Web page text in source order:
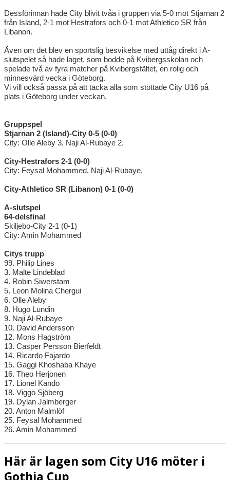
Dessförinnan hade City blivit tvåa i gruppen via 5-0 mot Stjarnan 2
från Island, 2-1 mot Hestrafors och 0-1 mot Athletico SR från
Libanon.
Även om det blev en sportslig besvikelse med uttåg direkt i A-
slutspelet så hade laget, som bodde på Kvibergsskolan och
spelade två av fyra matcher på Kvibergsfältet, en rolig och
minnesvärd vecka i Göteborg.
Vi vill också passa på att tacka alla som stöttade City U16 på
plats i Göteborg under veckan.
Gruppspel
Stjarnan 2 (Island)-City 0-5 (0-0)
City: Olle Aleby 3, Naji Al-Rubaye 2.
City-Hestrafors 2-1 (0-0)
City: Feysal Mohammed, Naji Al-Rubaye.
City-Athletico SR (Libanon) 0-1 (0-0)
A-slutspel
64-delsfinal
Skiljebo-City 2-1 (0-1)
City: Amin Mohammed
Citys trupp
99. Philip Lines
3. Malte Lindeblad
4. Robin Siwerstam
5. Leon Molina Chergui
6. Olle Aleby
8. Hugo Lundin
9. Naji Al-Rubaye
10. David Andersson
12. Mons Hagström
13. Casper Persson Bierfeldt
14. Ricardo Fajardo
15. Gaggi Khoshaba Khaye
16. Theo Herjonen
17. Lionel Kando
18. Viggo Sjöberg
19. Dylan Jalmberger
20. Anton Malmlöf
25. Feysal Mohammed
26. Amin Mohammed
Här är lagen som City U16 möter i
Gothia Cup